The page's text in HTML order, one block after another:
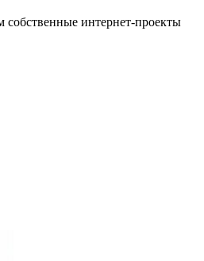
собственные интернет-проекты